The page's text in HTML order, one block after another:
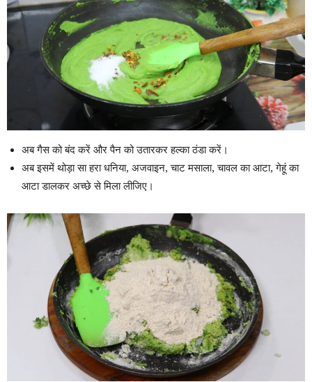
अब गैस को बंद करें और पैन को उतारकर हल्का ठंडा करें।
अब इसमें थोड़ा सा हरा धनिया, अजवाइन, चाट मसाला, चावल का आटा, गेहूं का
आटा डालकर अच्छे से मिला लीजिए।